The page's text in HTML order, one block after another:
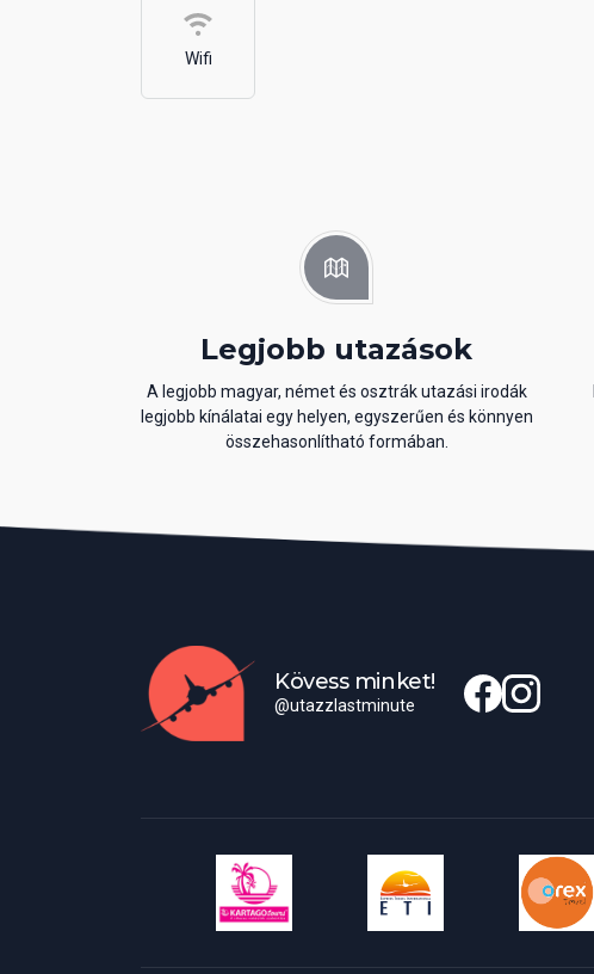
Wifi
Legjobb utazások
A legjobb magyar, német és osztrák utazási irodák
legjobb kínálatai egy helyen, egyszerűen és könnyen
összehasonlítható formában.
Kövess minket!
@utazzlastminute